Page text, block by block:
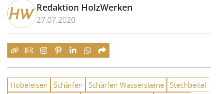
Redaktion HolzWerken
27.07.2020
Hobeleisen Schärfen Schärfen Wassersteine Stechbeitel